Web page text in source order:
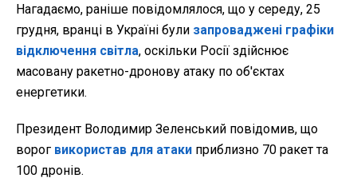
Нагадаємо, раніше повідомлялося, що у середу, 25
грудня, вранці в Україні були запроваджені графіки
відключення світла, оскільки Росії здійснює
масовану ракетно-дронову атаку по об'єктах
енергетики.
Президент Володимир Зеленський повідомив, що
ворог використав для атаки приблизно 70 ракет та
100 дронів.